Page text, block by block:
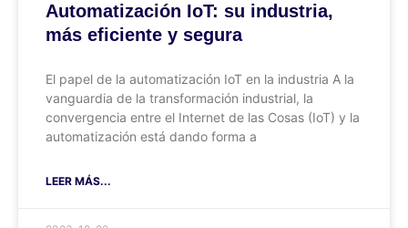
Automatización IoT: su industria,
más eficiente y segura
El papel de la automatización IoT en la industria A la
vanguardia de la transformación industrial, la
convergencia entre el Internet de las Cosas (IoT) y la
automatización está dando forma a
LEER MÁS...